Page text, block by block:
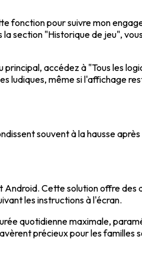
fonction pour suivre mon
section "Historique de jeu",
principal, accédez à "Tous les
ludiques, même si l'affichage
souvent à la hausse
Cette solution offre des
les instructions à l'écran.
quotidienne maximale,
précieux pour les familles